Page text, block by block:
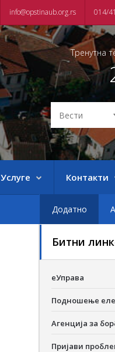
info@opstinaub.org.rs 014/
Тренутна
Услуге Контакти
Додатно
Битни
еУправа
Подношење
Агенција за
Пријави